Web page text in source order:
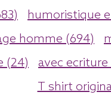
humoristique
homme (694)
(24)
avec ecriture
T shirt